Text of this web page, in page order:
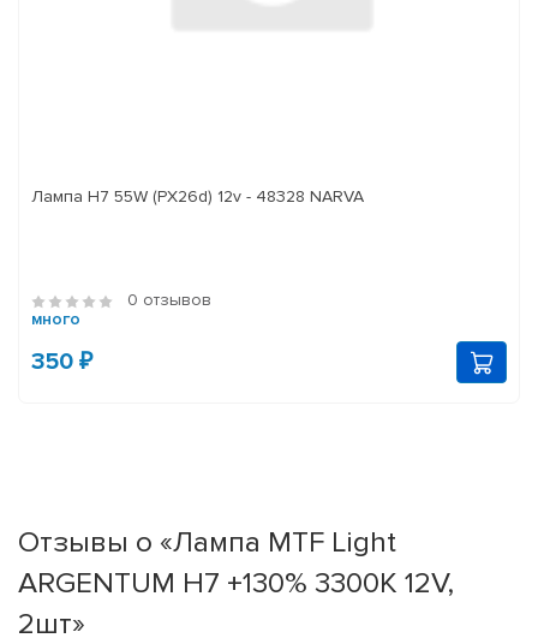
Лампа H7 55W (PX26d) 12v - 48328 NARVA
0 отзывов
много
350 ₽
Отзывы о «Лампа MTF Light
ARGENTUM H7 +130% 3300К 12V,
2шт»